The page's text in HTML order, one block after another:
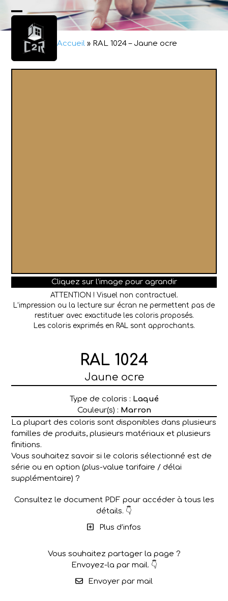
contentOpen
mobile
menu
Close
mobile
menu
Accueil » RAL 1024 – Jaune ocre
Cliquez sur l’image pour agrandir
ATTENTION ! Visuel non contractuel.
L’impression ou la lecture sur écran ne permettent pas de
restituer avec exactitude les coloris proposés.
Les coloris exprimés en RAL sont approchants.
RAL 1024
Jaune ocre
Type de coloris : Laqué
Couleur(s) : Marron
La plupart des coloris sont disponibles dans plusieurs
familles de produits, plusieurs matériaux et plusieurs
finitions.
Vous souhaitez savoir si le coloris sélectionné est de
série ou en option (plus-value tarifaire / délai
supplémentaire) ?
Consultez le document PDF pour accéder à tous les
détails. 👇
Plus d’infos
Vous souhaitez partager la page ?
Envoyez-la par mail. 👇
Envoyer par mail